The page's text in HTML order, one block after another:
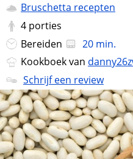
Bruschetta recepten
4 porties
Bereiden
20 min.
Kookboek van
Schrijf een review